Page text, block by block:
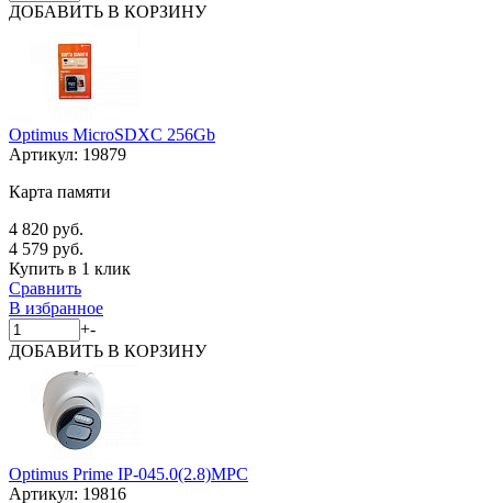
ДОБАВИТЬ В КОРЗИНУ
Optimus MicroSDXC 256Gb
Артикул: 19879
Карта памяти
4 820 руб.
4 579 руб.
Купить в 1 клик
Сравнить
В избранное
+-
ДОБАВИТЬ В КОРЗИНУ
Optimus Prime IP-045.0(2.8)MPC
Артикул: 19816